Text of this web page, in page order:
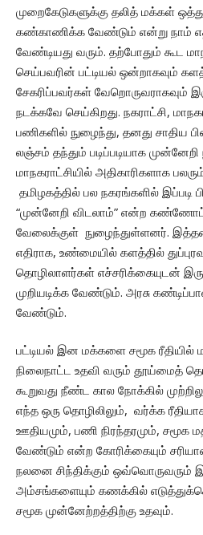
முறைகேடுகளுக்கு தலித் மக்கள்
கண்காணிக்க வேண்டும் என்று நாம்
வேண்டியது வரும். தற்போதும் கூட
செய்பவரின் பட்டியல் ஒன்றாகவும்
சேகரிப்பவர்கள் வேறொருவராகவும்
நடக்கவே செய்கிறது. நகராட்சி,
பணிகளில் நுழைந்து, தனது சாதிய
லஞ்சம் தந்தும் படிப்படியாக
மாநகராட்சியில் அதிகாரிகளாக
தமிழகத்தில் பல நகரங்களில் இப்படி
“முன்னேறி விடலாம்” என்ற
வேலைக்குள் நுழைந்துள்ளனர்.
எதிராக, உண்மையில் களத்தில்
தொழிலாளர்கள் எச்சரிக்கையுடன்
முறியடிக்க வேண்டும். அரசு
வேண்டும்.
பட்டியல் இன மக்களை சமூக ரீதியில்
நிலைநாட்ட உதவி வரும் தூய்மைத்
கூறுவது நீண்ட கால நோக்கில்
எந்த ஒரு தொழிலிலும், வர்க்க
ஊதியமும், பணி நிரந்தரமும், சமூக
வேண்டும் என்ற கோரிக்கையும்
நலனை சிந்திக்கும் ஒவ்வொருவரும்
அம்சங்களையும் கணக்கில்
சமூக முன்னேற்றத்திற்கு உதவும்.